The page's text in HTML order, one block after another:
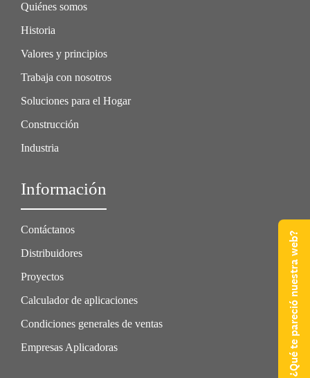
Quiénes somos
Historia
Valores y principios
Trabaja con nosotros
Soluciones para el Hogar
Construcción
Industria
Información
Contáctanos
Distribuidores
Proyectos
Calculador de aplicaciones
Condiciones generales de ventas
Empresas Aplicadoras
¿Qué te pareció nuestra web?